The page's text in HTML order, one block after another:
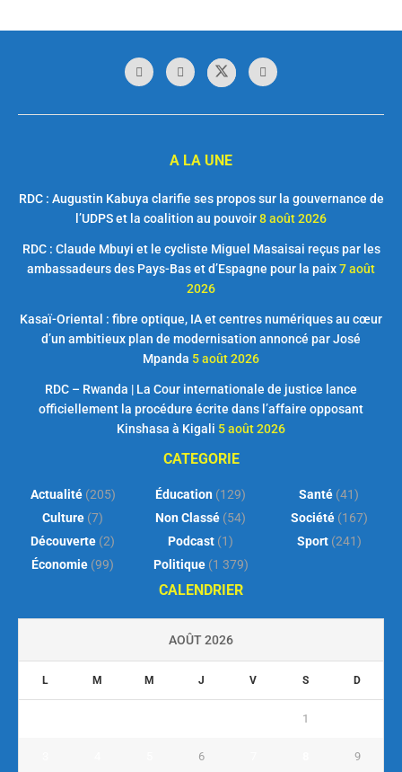
A LA UNE
RDC : Augustin Kabuya clarifie ses propos sur la gouvernance de
l’UDPS et la coalition au pouvoir8 août 2026
RDC : Claude Mbuyi et le cycliste Miguel Masaisai reçus par les
ambassadeurs des Pays-Bas et d’Espagne pour la paix7 août
2026
Kasaï-Oriental : fibre optique, IA et centres numériques au cœur
d’un ambitieux plan de modernisation annoncé par José
Mpanda 5 août 2026
RDC – Rwanda | La Cour internationale de justice lance
officiellement la procédure écrite dans l’affaire opposant
Kinshasa à Kigali 5 août 2026
CATEGORIE
Actualité(205)
Culture (7)
Découverte (2)
Économie (99)
Éducation (129)
Non Classé (54)
Podcast (1)
Politique(1 379)
Santé (41)
Société(167)
Sport(241)
CALENDRIER
AOÛT 2026
L M M J V S D
1
6 9